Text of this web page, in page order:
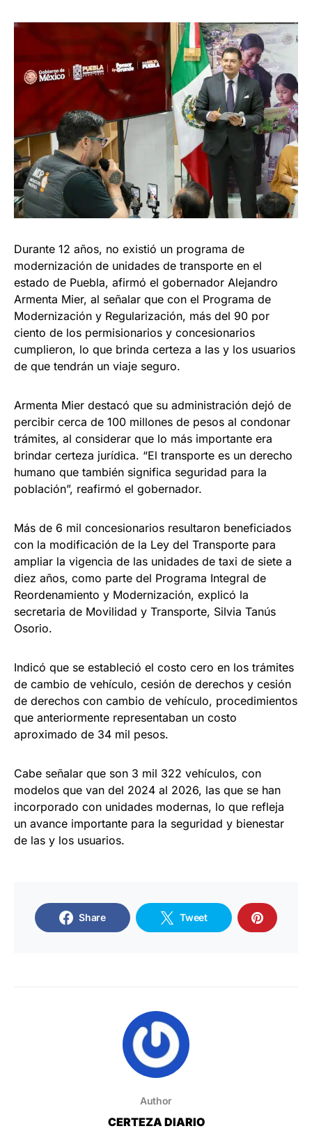
Durante 12 años, no existió un programa de
modernización de unidades de transporte en el
estado de Puebla, afirmó el gobernador Alejandro
Armenta Mier, al señalar que con el Programa de
Modernización y Regularización, más del 90 por
ciento de los permisionarios y concesionarios
cumplieron, lo que brinda certeza a las y los usuarios
de que tendrán un viaje seguro.
Armenta Mier destacó que su administración dejó de
percibir cerca de 100 millones de pesos al condonar
trámites, al considerar que lo más importante era
brindar certeza jurídica. “El transporte es un derecho
humano que también significa seguridad para la
población”, reafirmó el gobernador.
Más de 6 mil concesionarios resultaron beneficiados
con la modificación de la Ley del Transporte para
ampliar la vigencia de las unidades de taxi de siete a
diez años, como parte del Programa Integral de
Reordenamiento y Modernización, explicó la
secretaria de Movilidad y Transporte, Silvia Tanús
Osorio.
Indicó que se estableció el costo cero en los trámites
de cambio de vehículo, cesión de derechos y cesión
de derechos con cambio de vehículo, procedimientos
que anteriormente representaban un costo
aproximado de 34 mil pesos.
Cabe señalar que son 3 mil 322 vehículos, con
modelos que van del 2024 al 2026, las que se han
incorporado con unidades modernas, lo que refleja
un avance importante para la seguridad y bienestar
de las y los usuarios.
Share Tweet
Author
CERTEZA DIARIO